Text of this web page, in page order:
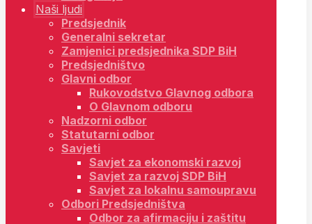
Naši ljudi
Predsjednik
Generalni sekretar
Zamjenici predsjednika SDP BiH
Predsjedništvo
Glavni odbor
Rukovodstvo Glavnog odbora
O Glavnom odboru
Nadzorni odbor
Statutarni odbor
Savjeti
Savjet za ekonomski razvoj
Savjet za razvoj SDP BiH
Savjet za lokalnu samoupravu
Odbori Predsjedništva
Odbor za afirmaciju i zaštitu